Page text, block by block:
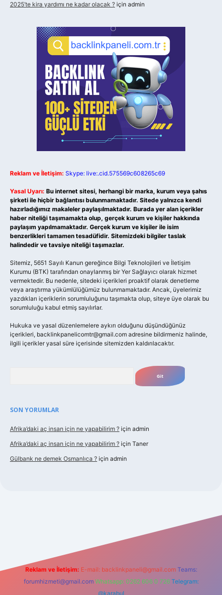
2025’te kira yardımı ne kadar olacak ? için admin
Reklam ve İletişim: Skype: live:.cid.575569c608265c69
Yasal Uyarı: Bu internet sitesi, herhangi bir marka, kurum veya şahıs
şirketi ile hiçbir bağlantısı bulunmamaktadır. Sitede yalnızca kendi
hazırladığımız makaleler paylaşılmaktadır. Burada yer alan içerikler
haber niteliği taşımamakta olup, gerçek kurum ve kişiler hakkında
paylaşım yapılmamaktadır. Gerçek kurum ve kişiler ile isim
benzerlikleri tamamen tesadüfidir. Sitemizdeki bilgiler taslak
halindedir ve tavsiye niteliği taşımazlar.
Sitemiz, 5651 Sayılı Kanun gereğince Bilgi Teknolojileri ve İletişim
Kurumu (BTK) tarafından onaylanmış bir Yer Sağlayıcı olarak hizmet
vermektedir. Bu nedenle, sitedeki içerikleri proaktif olarak denetleme
veya araştırma yükümlülüğümüz bulunmamaktadır. Ancak, üyelerimiz
yazdıkları içeriklerin sorumluluğunu taşımakta olup, siteye üye olarak bu
sorumluluğu kabul etmiş sayılırlar.
Hukuka ve yasal düzenlemelere aykırı olduğunu düşündüğünüz
içerikleri, backlinkpanelicomtr@gmail.com adresine bildirmeniz halinde,
ilgili içerikler yasal süre içerisinde sitemizden kaldırılacaktır.
SON YORUMLAR
Afrika’daki aç insan için ne yapabilirim ? için admin
Afrika’daki aç insan için ne yapabilirim ? için Taner
Gülbank ne demek Osmanlıca ? için admin
Reklam ve İletişim: E-mail: backlinkpaneli@gmail.com Teams:
forumhizmeti@gmail.com Whatsapp: 0262 606 0 726 Telegram:
@karabul